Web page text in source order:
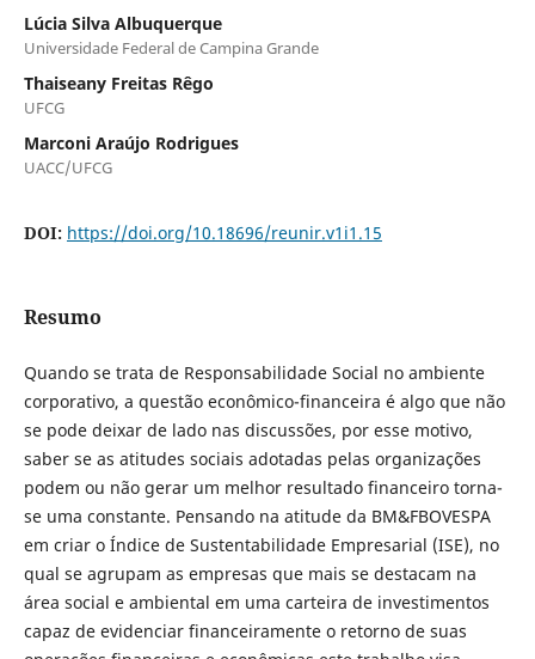
Lúcia Silva Albuquerque
Universidade Federal de Campina Grande
Thaiseany Freitas Rêgo
UFCG
Marconi Araújo Rodrigues
UACC/UFCG
DOI: https://doi.org/10.18696/reunir.v1i1.15
Resumo
Quando se trata de Responsabilidade Social no ambiente
corporativo, a questão econômico-financeira é algo que não
se pode deixar de lado nas discussões, por esse motivo,
saber se as atitudes sociais adotadas pelas organizações
podem ou não gerar um melhor resultado financeiro torna-
se uma constante. Pensando na atitude da BM&FBOVESPA
em criar o Índice de Sustentabilidade Empresarial (ISE), no
qual se agrupam as empresas que mais se destacam na
área social e ambiental em uma carteira de investimentos
capaz de evidenciar financeiramente o retorno de suas